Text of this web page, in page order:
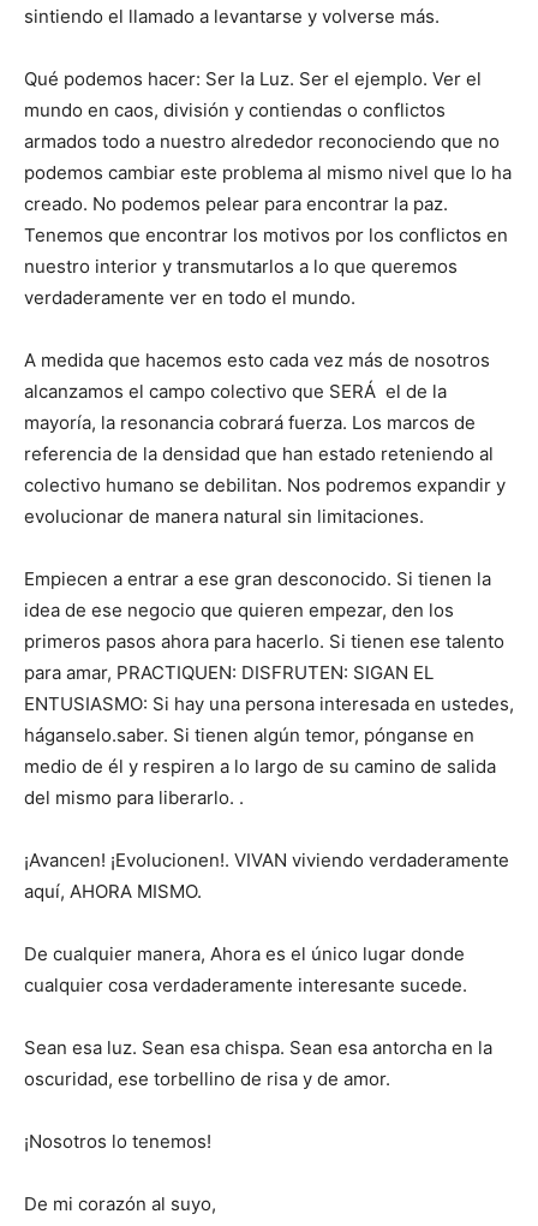
sintiendo el llamado a levantarse y volverse más.
Qué podemos hacer: Ser la Luz. Ser el ejemplo. Ver el
mundo en caos, división y contiendas o conflictos
armados todo a nuestro alrededor reconociendo que no
podemos cambiar este problema al mismo nivel que lo ha
creado. No podemos pelear para encontrar la paz.
Tenemos que encontrar los motivos por los conflictos en
nuestro interior y transmutarlos a lo que queremos
verdaderamente ver en todo el mundo.
A medida que hacemos esto cada vez más de nosotros
alcanzamos el campo colectivo que SERÁ el de la
mayoría, la resonancia cobrará fuerza. Los marcos de
referencia de la densidad que han estado reteniendo al
colectivo humano se debilitan. Nos podremos expandir y
evolucionar de manera natural sin limitaciones.
Empiecen a entrar a ese gran desconocido. Si tienen la
idea de ese negocio que quieren empezar, den los
primeros pasos ahora para hacerlo. Si tienen ese talento
para amar, PRACTIQUEN: DISFRUTEN: SIGAN EL
ENTUSIASMO: Si hay una persona interesada en ustedes,
háganselo.saber. Si tienen algún temor, pónganse en
medio de él y respiren a lo largo de su camino de salida
del mismo para liberarlo. .
¡Avancen! ¡Evolucionen!. VIVAN viviendo verdaderamente
aquí, AHORA MISMO.
De cualquier manera, Ahora es el único lugar donde
cualquier cosa verdaderamente interesante sucede.
Sean esa luz. Sean esa chispa. Sean esa antorcha en la
oscuridad, ese torbellino de risa y de amor.
¡Nosotros lo tenemos!
De mi corazón al suyo,